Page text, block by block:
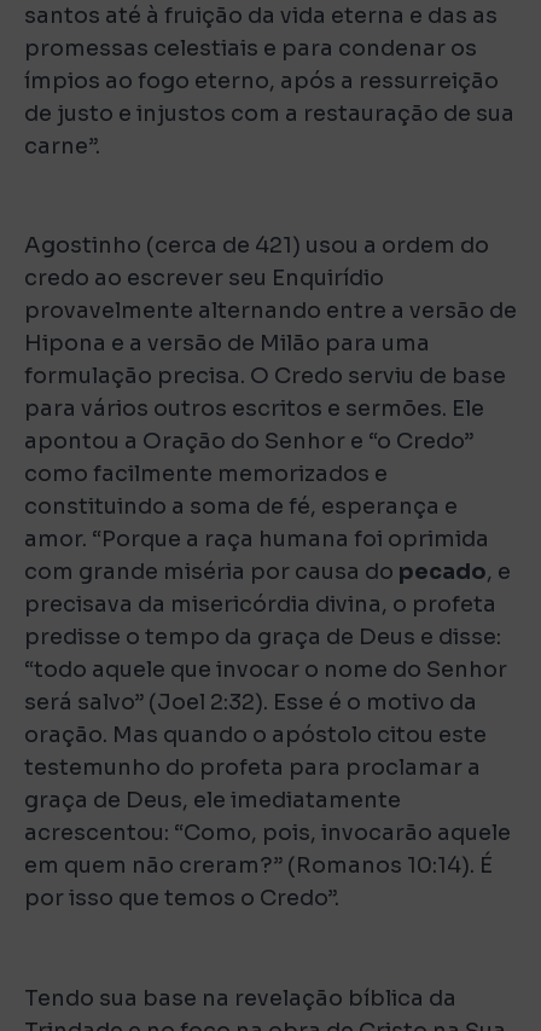
santos até à fruição da vida eterna e das as
promessas celestiais e para condenar os
ímpios ao fogo eterno, após a ressurreição
de justo e injustos com a restauração de sua
carne”.
Agostinho (cerca de 421) usou a ordem do
credo ao escrever seu Enquirídio
provavelmente alternando entre a versão de
Hipona e a versão de Milão para uma
formulação precisa. O Credo serviu de base
para vários outros escritos e sermões. Ele
apontou a Oração do Senhor e “o Credo”
como facilmente memorizados e
constituindo a soma de fé, esperança e
amor. “Porque a raça humana foi oprimida
com grande miséria por causa do pecado, e
precisava da misericórdia divina, o profeta
predisse o tempo da graça de Deus e disse:
“todo aquele que invocar o nome do Senhor
será salvo” (Joel 2:32). Esse é o motivo da
oração. Mas quando o apóstolo citou este
testemunho do profeta para proclamar a
graça de Deus, ele imediatamente
acrescentou: “Como, pois, invocarão aquele
em quem não creram?” (Romanos 10:14). É
por isso que temos o Credo”.
Tendo sua base na revelação bíblica da